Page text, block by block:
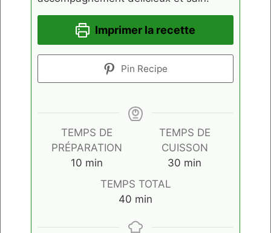
Imprimer la recette
Pin Recipe
TEMPS DE
PRÉPARATION
10minutes
min
TEMPS DE
CUISSON
30 minutes
min
TEMPS TOTAL
40 minutes
min